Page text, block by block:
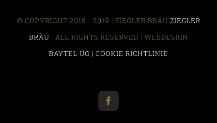
© COPYRIGHT 2018 - 2019 | ZIEGLER BRÄU ZIEGLER
BRÄU | ALL RIGHTS RESERVED | WEBDESIGN
BAYTEL UG | COOKIE RICHTLINIE
Facebook